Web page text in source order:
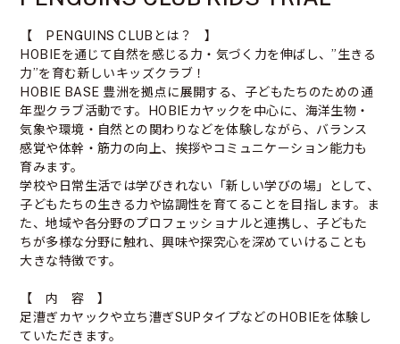
【 PENGUINS CLUBとは？ 】
HOBIEを通じて自然を感じる力・気づく力を伸ばし、”生きる
力”を育む新しいキッズクラブ！
HOBIE BASE 豊洲を拠点に展開する、子どもたちのための通
年型クラブ活動です。HOBIEカヤックを中心に、海洋生物・
気象や環境・自然との関わりなどを体験しながら、バランス
感覚や体幹・筋力の向上、挨拶やコミュニケーション能力も
育みます。
学校や日常生活では学びきれない「新しい学びの場」として、
子どもたちの生きる力や協調性を育てることを目指します。ま
た、地域や各分野のプロフェッショナルと連携し、子どもた
ちが多様な分野に触れ、興味や探究心を深めていけることも
大きな特徴です。
【 内 容 】
足漕ぎカヤックや立ち漕ぎSUPタイプなどのHOBIEを体験し
ていただきます。